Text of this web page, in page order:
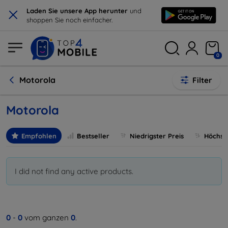
× Laden Sie unsere App herunter und
shoppen Sie noch einfacher.
0
Motorola Filter
Motorola
Empfohlen Bestseller Niedrigster Preis
I did not find any active products.
0 - 0 vom ganzen 0.